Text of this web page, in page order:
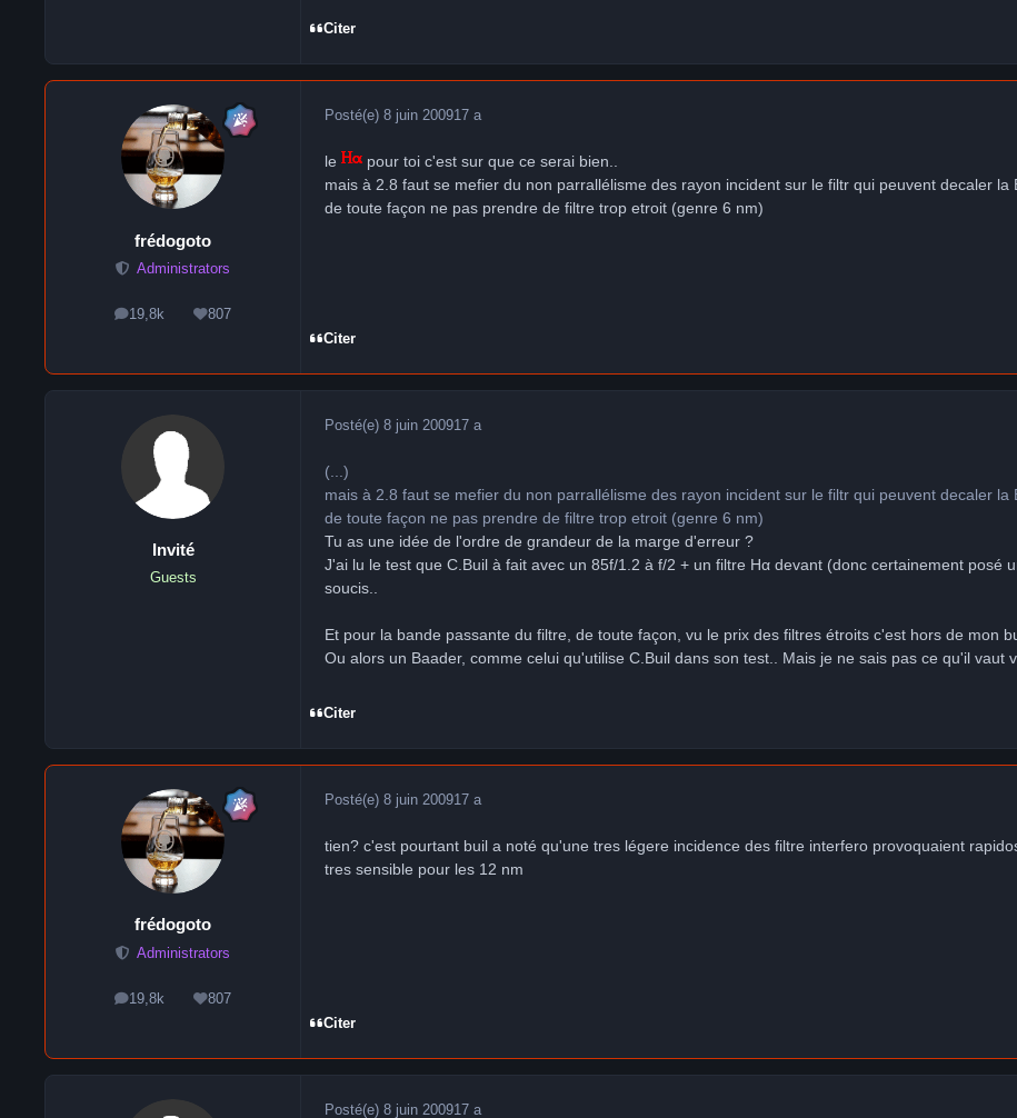
Citer
frédogoto
Administrators
19,8k
messages807
Réputation
Posté(e) 8 juin 200917 a
le
pour toi c'est sur que ce serai bien..
mais à 2.8 faut se mefier du non parrallélisme des rayon incident sur le filtr qui peuvent decaler
de toute façon ne pas prendre de filtre trop etroit (genre 6 nm)
Citer
Invité
Guests
Posté(e) 8 juin 200917 a
(...)
mais à 2.8 faut se mefier du non parrallélisme des rayon incident sur le filtr qui peuvent decaler
de toute façon ne pas prendre de filtre trop etroit (genre 6 nm)
Tu as une idée de l'ordre de grandeur de la marge d'erreur ?
J'ai lu le test que C.Buil à fait avec un 85f/1.2 à f/2 + un filtre Hα devant (donc certainement posé
soucis..
Et pour la bande passante du filtre, de toute façon, vu le prix des filtres étroits c'est hors de mon
Ou alors un Baader, comme celui qu'utilise C.Buil dans son test.. Mais je ne sais pas ce qu'il vaut
Citer
frédogoto
Administrators
19,8k
messages807
Réputation
Posté(e) 8 juin 200917 a
tien? c'est pourtant buil a noté qu'une tres légere incidence des filtre interfero provoquaient
tres sensible pour les 12 nm
Citer
Posté(e) 8 juin 200917 a